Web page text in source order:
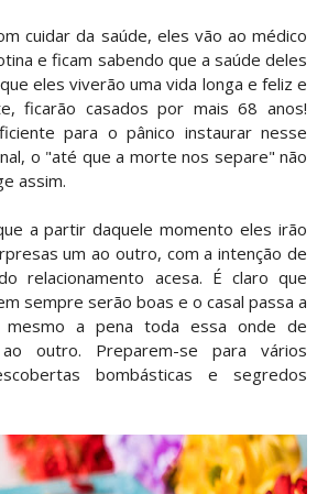
cuidar da saúde, eles vão ao médico
e ficam sabendo que a saúde deles
eles viverão uma vida longa e feliz e
ficarão casados por mais 68 anos!
para o pânico instaurar nesse
o "até que a morte nos separe" não
assim.
a partir daquele momento eles irão
um ao outro, com a intenção de
relacionamento acesa. É claro que
sempre serão boas e o casal passa a
mesmo a pena toda essa onde de
outro. Preparem-se para vários
bombásticas e segredos